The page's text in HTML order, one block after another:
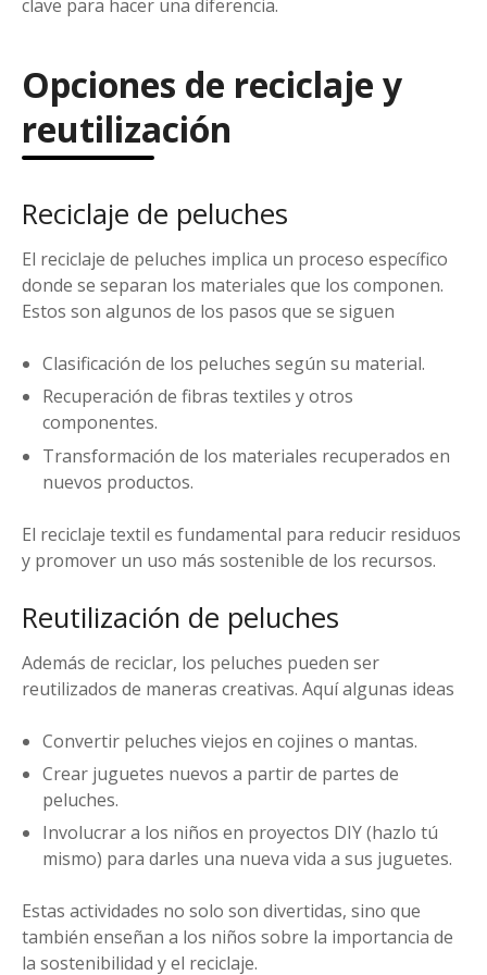
clave para hacer una diferencia.
Opciones de reciclaje y
reutilización
Reciclaje de peluches
El reciclaje de peluches implica un proceso específico
donde se separan los materiales que los componen.
Estos son algunos de los pasos que se siguen
Clasificación de los peluches según su material.
Recuperación de fibras textiles y otros
componentes.
Transformación de los materiales recuperados en
nuevos productos.
El reciclaje textil es fundamental para reducir residuos
y promover un uso más sostenible de los recursos.
Reutilización de peluches
Además de reciclar, los peluches pueden ser
reutilizados de maneras creativas. Aquí algunas ideas
Convertir peluches viejos en cojines o mantas.
Crear juguetes nuevos a partir de partes de
peluches.
Involucrar a los niños en proyectos DIY (hazlo tú
mismo) para darles una nueva vida a sus juguetes.
Estas actividades no solo son divertidas, sino que
también enseñan a los niños sobre la importancia de
la sostenibilidad y el reciclaje.